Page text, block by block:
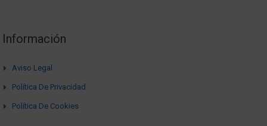
Información
Aviso Legal
Política De Privacidad
Política De Cookies